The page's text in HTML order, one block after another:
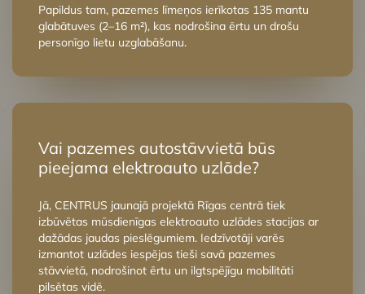
Papildus tam, pazemes līmeņos ierīkotas 135 mantu
glabātuves (2–16 m²), kas nodrošina ērtu un drošu
personīgo lietu uzglabāšanu.
Vai pazemes autostāvvietā būs
pieejama elektroauto uzlāde?
Jā, CENTRUS jaunajā projektā Rīgas centrā tiek
izbūvētas mūsdienīgas elektroauto uzlādes stacijas ar
dažādas jaudas pieslēgumiem. Iedzīvotāji varēs
izmantot uzlādes iespējas tieši savā pazemes
stāvvietā, nodrošinot ērtu un ilgtspējīgu mobilitāti
pilsētas vidē.